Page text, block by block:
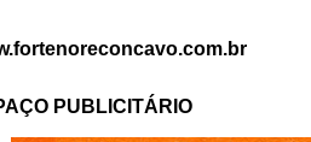
PUBLICITÁRIO